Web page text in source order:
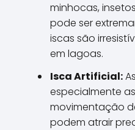
minhocas,
pode ser
iscas são
em lagoas.
Isca Artificial:
especialmente
movimentação
podem atrair